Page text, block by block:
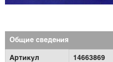
Общие сведения
Артикул 14663869